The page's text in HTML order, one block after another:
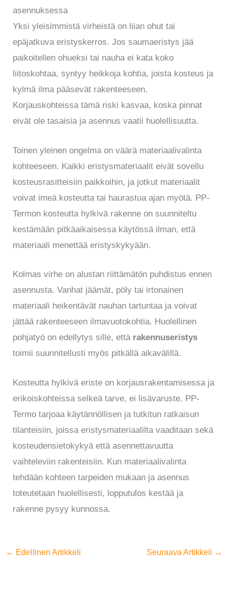
asennuksessa
Yksi yleisimmistä virheistä on liian ohut tai
epäjatkuva eristyskerros. Jos saumaeristys jää
paikoitellen ohueksi tai nauha ei kata koko
liitoskohtaa, syntyy heikkoja kohtia, joista kosteus ja
kylmä ilma pääsevät rakenteeseen.
Korjauskohteissa tämä riski kasvaa, koska pinnat
eivät ole tasaisia ja asennus vaatii huolellisuutta.
Toinen yleinen ongelma on väärä materiaalivalinta
kohteeseen. Kaikki eristysmateriaalit eivät sovellu
kosteusrasitteisiin paikkoihin, ja jotkut materiaalit
voivat imeä kosteutta tai haurastua ajan myötä. PP-
Termon kosteutta hylkivä rakenne on suunniteltu
kestämään pitkäaikaisessa käytössä ilman, että
materiaali menettää eristyskykyään.
Kolmas virhe on alustan riittämätön puhdistus ennen
asennusta. Vanhat jäämät, pöly tai irtonainen
materiaali heikentävät nauhan tartuntaa ja voivat
jättää rakenteeseen ilmavuotokohtia. Huolellinen
pohjatyö on edellytys sille, että rakennuseristys
toimii suunnitellusti myös pitkällä aikavälillä.
Kosteutta hylkivä eriste on korjausrakentamisessa ja
erikoiskohteissa selkeä tarve, ei lisävaruste. PP-
Termo tarjoaa käytännöllisen ja tutkitun ratkaisun
tilanteisiin, joissa eristysmateriaalilta vaaditaan sekä
kosteudensietokykyä että asennettavuutta
vaihteleviin rakenteisiin. Kun materiaalivalinta
tehdään kohteen tarpeiden mukaan ja asennus
toteutetaan huolellisesti, lopputulos kestää ja
rakenne pysyy kunnossa.
← Edellinen Artikkeli Seuraava Artikkeli →